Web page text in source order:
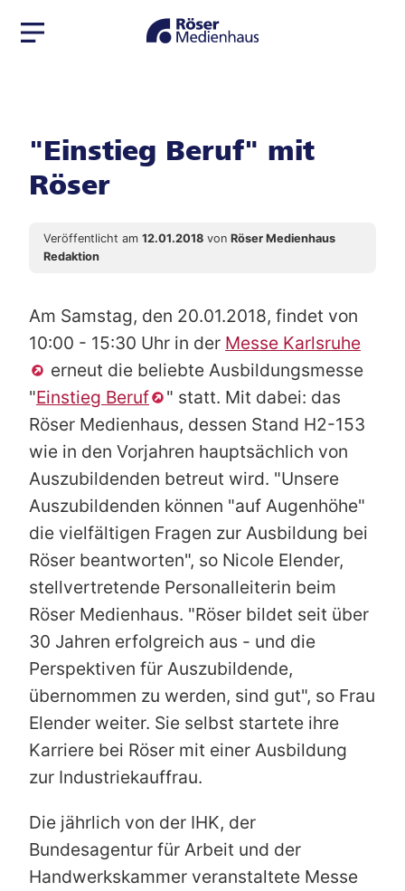
Navigation
Seiteninhalt
"Einstieg Beruf" mit
Röser
Veröffentlicht am 12.01.2018 von Röser Medienhaus
Redaktion
Am Samstag, den 20.01.2018, findet von
10:00 - 15:30 Uhr in der Messe Karlsruhe
erneut die beliebte Ausbildungsmesse
"Einstieg Beruf
" statt. Mit dabei: das
Röser Medienhaus, dessen Stand H2-153
wie in den Vorjahren hauptsächlich von
Auszubildenden betreut wird. "Unsere
Auszubildenden können "auf Augenhöhe"
die vielfältigen Fragen zur Ausbildung bei
Röser beantworten", so Nicole Elender,
stellvertretende Personalleiterin beim
Röser Medienhaus. "Röser bildet seit über
30 Jahren erfolgreich aus - und die
Perspektiven für Auszubildende,
übernommen zu werden, sind gut", so Frau
Elender weiter. Sie selbst startete ihre
Karriere bei Röser mit einer Ausbildung
zur Industriekauffrau.
Die jährlich von der IHK, der
Bundesagentur für Arbeit und der
Handwerkskammer veranstaltete Messe